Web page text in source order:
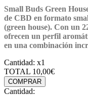
Small Buds Green
de CBD en formato
(green house). Con un
ofrecen un perfil
en una combinación
Cantidad: x1
TOTAL 10,00€
COMPRAR
Cantidad: